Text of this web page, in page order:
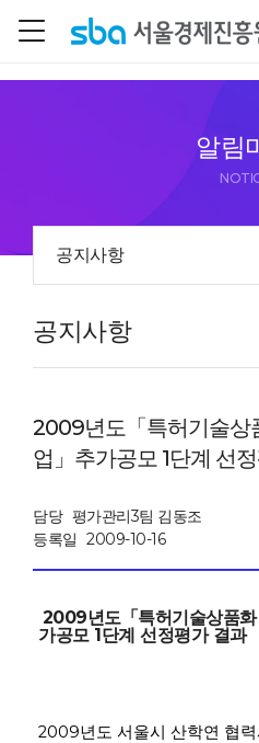
알림
공지사항
공지사항
2009년도「특허기술상
업」추가공모 1단계 선
담당 평가관리3팀 김동조
등록일 2009-10-16
2009년도「특허기술상품
가공모 1단계 선정평가 결과
2009년도 서울시 산학연 협력